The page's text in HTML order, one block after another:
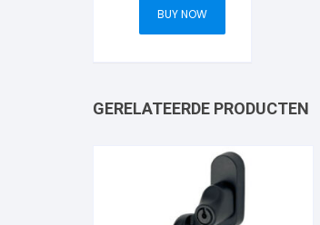
BUY NOW
GERELATEERDE PRODUCTEN